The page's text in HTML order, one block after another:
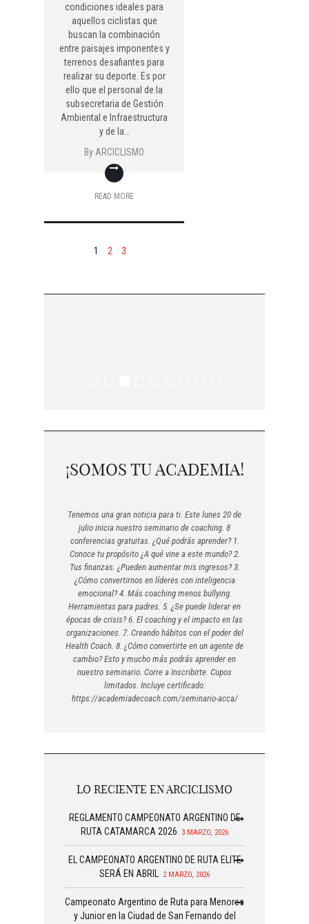
condiciones ideales para
aquellos ciclistas que
buscan la combinación
entre paisajes imponentes y
terrenos desafiantes para
realizar su deporte. Es por
ello que el personal de la
subsecretaria de Gestión
Ambiental e Infraestructura
y de la…
By ARCICLISMO
READ MORE
1 2 3
¡SOMOS TU ACADEMIA!
Tenemos una gran noticia para ti. Este lunes 20 de
julio inicia nuestro seminario de coaching. 8
conferencias gratuitas. ¿Qué podrás aprender? 1.
Conoce tu propósito ¿A qué vine a este mundo? 2.
Tus finanzas. ¿Pueden aumentar mis ingresos? 3.
¿Cómo convertirnos en líderes con inteligencia
emocional? 4. Más coaching menos bullying.
Herramientas para padres. 5. ¿Se puede liderar en
épocas de crisis? 6. El coaching y el impacto en las
organizaciones. 7. Creando hábitos con el poder del
Health Coach. 8. ¿Cómo convertirte en un agente de
cambio? Esto y mucho más podrás aprender en
nuestro seminario. Corre a Inscribirte. Cupos
limitados. Incluye certificado:
https://academiadecoach.com/seminario-acca/
LO RECIENTE EN ARCICLISMO
REGLAMENTO CAMPEONATO ARGENTINO DE
RUTA CATAMARCA 2026
3 MARZO, 2026
EL CAMPEONATO ARGENTINO DE RUTA ELITE
SERÁ EN ABRIL 2 MARZO, 2026
Campeonato Argentino de Ruta para Menores
y Junior en la Ciudad de San Fernando del